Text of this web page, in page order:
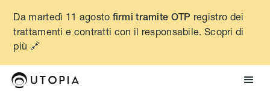
Da martedì 11 agosto firmi tramite OTP registro dei
trattamenti e contratti con il responsabile. Scopri di
più 🔗